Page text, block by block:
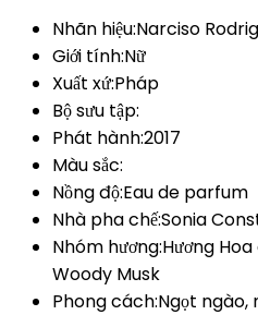
Nhãn hiệu:Narciso
Giới tính:Nữ
Xuất xứ:Pháp
Bộ sưu tập:
Phát hành:2017
Màu sắc:
Nồng độ:Eau de parfum
Nhà pha chế:Sonia
Nhóm hương:Hương
Woody Musk
Phong cách:Ngọt ngào,